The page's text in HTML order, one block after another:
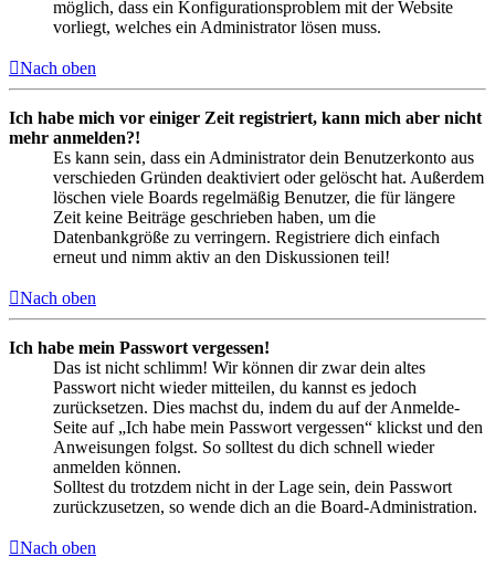
möglich, dass ein Konfigurationsproblem mit der Website
vorliegt, welches ein Administrator lösen muss.
Nach oben
Ich habe mich vor einiger Zeit registriert, kann mich aber nicht
mehr anmelden?!
Es kann sein, dass ein Administrator dein Benutzerkonto aus
verschieden Gründen deaktiviert oder gelöscht hat. Außerdem
löschen viele Boards regelmäßig Benutzer, die für längere
Zeit keine Beiträge geschrieben haben, um die
Datenbankgröße zu verringern. Registriere dich einfach
erneut und nimm aktiv an den Diskussionen teil!
Nach oben
Ich habe mein Passwort vergessen!
Das ist nicht schlimm! Wir können dir zwar dein altes
Passwort nicht wieder mitteilen, du kannst es jedoch
zurücksetzen. Dies machst du, indem du auf der Anmelde-
Seite auf „Ich habe mein Passwort vergessen“ klickst und den
Anweisungen folgst. So solltest du dich schnell wieder
anmelden können.
Solltest du trotzdem nicht in der Lage sein, dein Passwort
zurückzusetzen, so wende dich an die Board-Administration.
Nach oben